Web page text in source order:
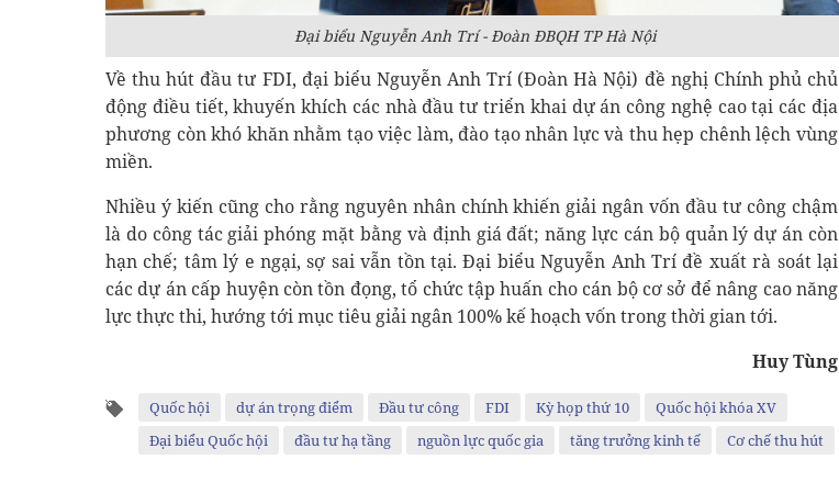
Đại biểu Nguyễn Anh Trí - Đoàn ĐBQH TP Hà Nội
Về thu hút đầu tư FDI, đại biểu Nguyễn Anh Trí (Đoàn Hà Nội) đề nghị Chính phủ chủ
động điều tiết, khuyến khích các nhà đầu tư triển khai dự án công nghệ cao tại các địa
phương còn khó khăn nhằm tạo việc làm, đào tạo nhân lực và thu hẹp chênh lệch vùng
miền.
Nhiều ý kiến cũng cho rằng nguyên nhân chính khiến giải ngân vốn đầu tư công chậm
là do công tác giải phóng mặt bằng và định giá đất; năng lực cán bộ quản lý dự án còn
hạn chế; tâm lý e ngại, sợ sai vẫn tồn tại. Đại biểu Nguyễn Anh Trí đề xuất rà soát lại
các dự án cấp huyện còn tồn đọng, tổ chức tập huấn cho cán bộ cơ sở để nâng cao năng
lực thực thi, hướng tới mục tiêu giải ngân 100% kế hoạch vốn trong thời gian tới.
Huy Tùng
Quốc hội dự án trọng điểm Đầu tư công FDI Kỳ họp thứ 10
Quốc hội khóa XV
Đại biểu Quốc hội
đầu tư hạ tầng nguồn lực quốc gia tăng trưởng kinh tế Cơ chế thu hút